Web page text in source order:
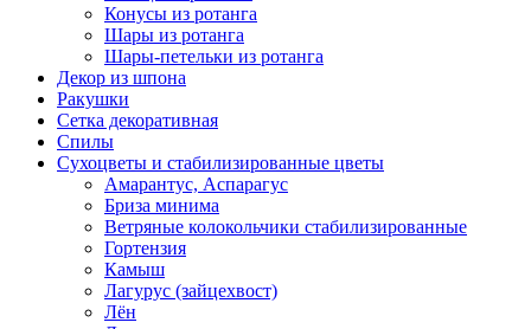
Конусы из ротанга
Шары из ротанга
Шары-петельки из ротанга
Декор из шпона
Ракушки
Сетка декоративная
Спилы
Сухоцветы и стабилизированные цветы
Амарантус, Аспарагус
Бриза минима
Ветряные колокольчики стабилизированные
Гортензия
Камыш
Лагурус (зайцехвост)
Лён